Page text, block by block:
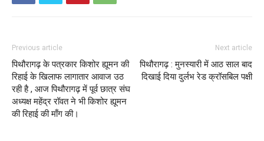
Previous article
पिथौरागढ़ के पत्रकार किशोर ह्यूमन की
रिहाई के खिलाफ लागातार आवाज उठ
रही है , आज पिथौरागढ़ में पूर्व छात्र संघ
अध्यक्ष महेंद्र रॉवत ने भी किशोर ह्यूमन
की रिहाई की माँग की।
Next article
पिथौरागढ़ : मुनस्यारी में आठ साल बाद
दिखाई दिया दुर्लभ रेड क्रॉसबिल पक्षी